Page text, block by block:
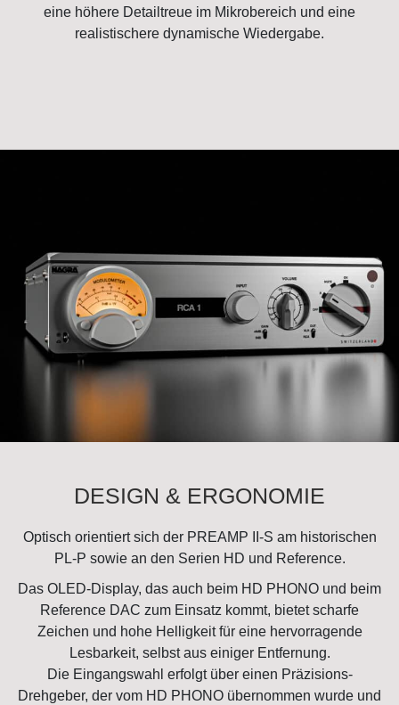
eine höhere Detailtreue im Mikrobereich und eine
realistischere dynamische Wiedergabe.
DESIGN & ERGONOMIE
Optisch orientiert sich der PREAMP II-S am historischen
PL-P sowie an den Serien HD und Reference.
Das OLED-Display, das auch beim HD PHONO und beim
Reference DAC zum Einsatz kommt, bietet scharfe
Zeichen und hohe Helligkeit für eine hervorragende
Lesbarkeit, selbst aus einiger Entfernung.
Die Eingangswahl erfolgt über einen Präzisions-
Drehgeber, der vom HD PHONO übernommen wurde und